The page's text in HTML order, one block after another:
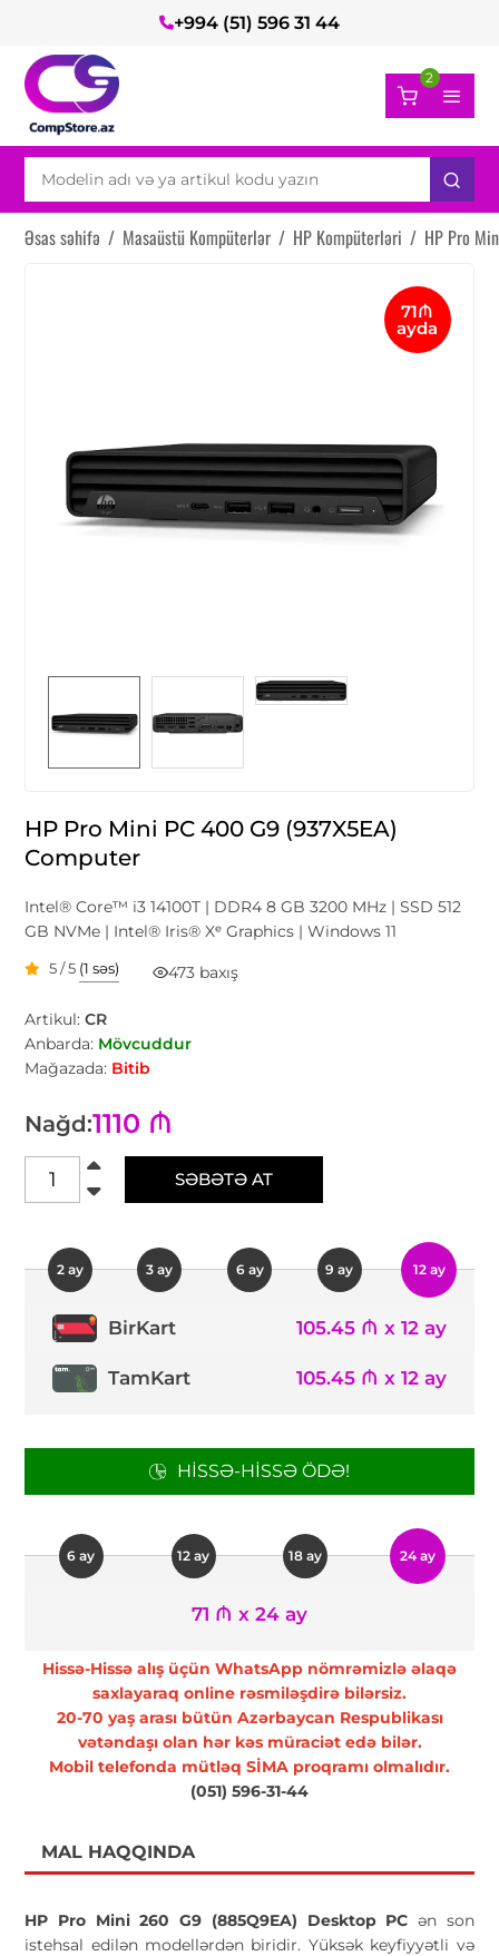
+994 (51) 596 31 44
2
Əsas səhifə / Masaüstü Kompüterlər / HP Kompüterləri / HP Pro
71₼
ayda
HP Pro Mini PC 400 G9 (937X5EA)
Computer
Intel® Core™ i3 14100T | DDR4 8 GB 3200 MHz | SSD 512
GB NVMe | Intel® Iris® Xᵉ Graphics | Windows 11
5 / 5 (1 səs) 473 baxış
Artikul:CR
Anbarda: Mövcuddur
Mağazada: Bitib
Nağd:1110 ₼
SƏBƏTƏ AT
2 ay 3 ay 6 ay 9 ay 12 ay
BirKart 105.45 ₼ x 12 ay
TamKart 105.45 ₼ x 12 ay
HISSƏ-HISSƏ ÖDƏ!
6 ay 12 ay 18 ay 24 ay
71 ₼ x 24 ay
Hissə-Hissə alış üçün WhatsApp nömrəmizlə əlaqə
saxlayaraq online rəsmiləşdirə bilərsiz.
20-70 yaş arası bütün Azərbaycan Respublikası
vətəndaşı olan hər kəs müraciət edə bilər.
Mobil telefonda mütləq SİMA proqramı olmalıdır.
(051) 596-31-44
MAL HAQQINDA
HP Pro Mini 260 G9 (885Q9EA) Desktop PC ən son
istehsal edilən modellərdən biridir. Yüksək keyfiyyətli və